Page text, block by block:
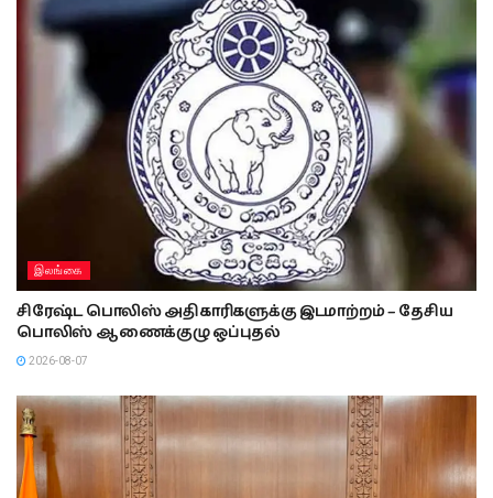
இலங்கை
சிரேஷ்ட பொலிஸ் அதிகாரிகளுக்கு இடமாற்றம் – தேசிய
பொலிஸ் ஆணைக்குழு ஒப்புதல்
2026-08-07